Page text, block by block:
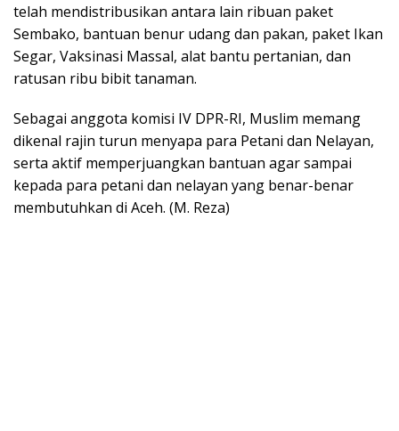
telah mendistribusikan antara lain ribuan paket
Sembako, bantuan benur udang dan pakan, paket Ikan
Segar, Vaksinasi Massal, alat bantu pertanian, dan
ratusan ribu bibit tanaman.
Sebagai anggota komisi IV DPR-RI, Muslim memang
dikenal rajin turun menyapa para Petani dan Nelayan,
serta aktif memperjuangkan bantuan agar sampai
kepada para petani dan nelayan yang benar-benar
membutuhkan di Aceh. (M. Reza)